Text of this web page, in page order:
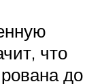
что
до